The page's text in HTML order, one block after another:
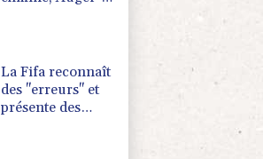
La Fifa reconnaît
des "erreurs" et
présente des